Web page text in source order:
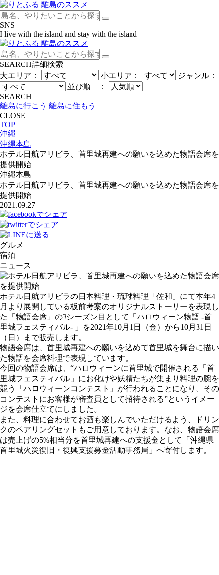
SNS
I live with the island and stay with the island
SEARCH詳細検索
大エリア：
小エリア：
ジャンル：
並び順 ：
SEARCH
離島に行こう 離島に住もう
CLOSE
TOP
沖縄
沖縄本島
ホテル日航アリビラ、首里城再建への願いを込めた物語会席を
提供開始
沖縄本島
ホテル日航アリビラ、首里城再建への願いを込めた物語会席を
提供開始
2021.09.27
グルメ
宿泊
ニュース
ホテル日航アリビラの日本料理・琉球料理「佐和」にて本年4
月より展開している板前考案のオリジナルストーリーを表現し
た「物語会席」の3シーズン目として「ハロウィーン物語 -首
里城フェスティバル- 」を2021年10月1日（金）から10月31日
（日）まで販売します。
物語会席は、首里城再建への願いを込めて首里城を舞台に描い
た物語を会席料理で表現しています。
今回の物語会席は、“ハロウィーンに首里城で開催される「首
里城フェスティバル」にお化けや妖精たちが集まり料理の腕を
競う「ハロウィーンコンテスト」が行われることになり、その
コンテストにお客様が審査員として招待される”というイメー
ジを会席仕立てにしました。
また、料理に合わせてお酒も楽しんでいただけるよう、ドリン
クのペアリングセットもご用意しております。なお、物語会席
は売上げの5%相当分を首里城再建への支援金として「沖縄県
首里城火災復旧・復興支援募金活動事務局」へ寄付します。